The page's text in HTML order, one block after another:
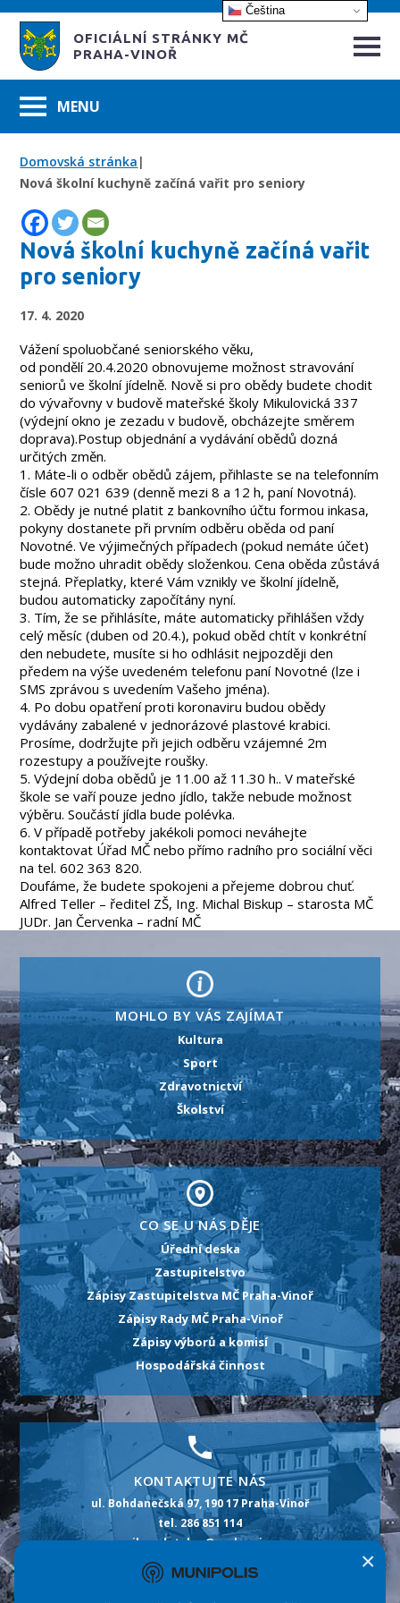
OFICIÁLNÍ STRÁNKY MČ
PRAHA-VINOŘ
Domovská stránka |
Nová školní kuchyně začíná vařit pro seniory
Nová školní kuchyně začíná vařit
pro seniory
17. 4. 2020
Vážení spoluobčané seniorského věku,
od pondělí 20.4.2020 obnovujeme možnost stravování
seniorů ve školní jídelně. Nově si pro obědy budete chodit
do vývařovny vbudově mateřské školy Mikulovická 337
(výdejní okno je zezadu v budově, obcházejte směrem
doprava).Postup objednání a vydávání obědů dozná
určitých změn.
1. Máte-li o odběr obědů zájem, přihlaste se na telefonním
čísle607 021 639 (denně mezi 8 a 12 h, paní Novotná).
2. Obědy je nutné platit z bankovního účtu formou inkasa,
pokyny dostanete při prvním odběru oběda od paní
Novotné. Ve výjimečných případech (pokud nemáte účet)
bude možno uhradit obědy složenkou. Cena oběda zůstává
stejná. Přeplatky, které Vám vznikly ve školní jídelně,
budou automaticky započítány nyní.
3. Tím, že se přihlásíte, máte automaticky přihlášen vždy
celý měsíc (duben od 20.4.), pokud oběd chtít v konkrétní
den nebudete, musíte si ho odhlásit nejpozději den
předem na výše uvedeném telefonu paní Novotné (lze i
SMS zprávou s uvedením Vašeho jména).
4. Po dobu opatření proti koronaviru budou obědy
vydávány zabalené v jednorázové plastové krabici.
Prosíme,dodržujte při jejich odběru vzájemné 2m
rozestupy a používejte roušky.
5. Výdejní doba obědů je 11.00 až 11.30 h.. V mateřské
škole se vaří pouze jedno jídlo, takže nebude možnost
výběru. Součástí jídla bude polévka.
6. V případě potřeby jakékoli pomoci neváhejte
kontaktovat Úřad MČ nebo přímo radního pro sociální věci
na tel. 602 363 820.
Doufáme, že budete spokojeni a přejeme dobrou chuť.
Alfred Teller – ředitel ZŠ, Ing. Michal Biskup – starosta MČ
JUDr. Jan Červenka – radní MČ
MOHLO BY VÁS ZAJÍMAT
Kultura
Sport
Zdravotnictví
Školství
CO SE U NÁS DĚJE
Úřední deska
Zastupitelstvo
Zápisy Zastupitelstva MČ Praha-Vinoř
Zápisy Rady MČ Praha-Vinoř
Zápisy výborů a komisí
Hospodářská činnost
KONTAKTUJTE NÁS
ul. Bohdanečská 97, 190 17 Praha-Vinoř
tel. 286 851 114
e-mail: podatelna@praha-vinor.cz
id datové schránky: m5pbt2p
×
Čeština‎